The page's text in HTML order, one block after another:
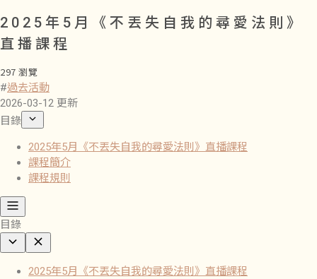
2025年5月《不丟失自我的尋愛法則》
直播課程
297 瀏覽
#過去活動
2026-03-12 更新
目錄
2025年5月《不丟失自我的尋愛法則》直播課程
課程簡介
課程規則
目錄
2025年5月《不丟失自我的尋愛法則》直播課程